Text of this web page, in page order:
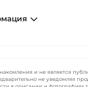
и не является
не уведомляя